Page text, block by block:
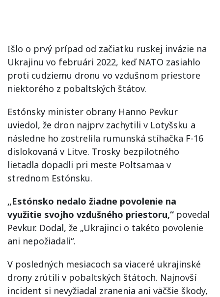
Išlo o prvý prípad od začiatku ruskej invázie na
Ukrajinu vo februári 2022, keď NATO zasiahlo
proti cudziemu dronu vo vzdušnom priestore
niektorého z pobaltských štátov.
Estónsky minister obrany Hanno Pevkur
uviedol, že dron najprv zachytili v Lotyšsku a
následne ho zostrelila rumunská stíhačka F-16
dislokovaná v Litve. Trosky bezpilotného
lietadla dopadli pri meste Poltsamaa v
strednom Estónsku.
„Estónsko nedalo žiadne povolenie na
využitie svojho vzdušného priestoru,“ povedal
Pevkur. Dodal, že „Ukrajinci o takéto povolenie
ani nepožiadali“.
V posledných mesiacoch sa viaceré ukrajinské
drony zrútili v pobaltských štátoch. Najnovší
incident si nevyžiadal zranenia ani väčšie škody,